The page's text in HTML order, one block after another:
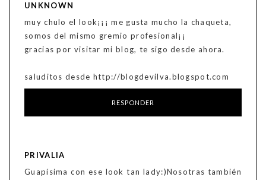
UNKNOWN
muy chulo el look¡¡¡ me gusta mucho la chaqueta,
somos del mismo gremio profesional¡¡
gracias por visitar mi blog, te sigo desde ahora.
saluditos desde http://blogdevilva.blogspot.com
RESPONDER
PRIVALIA
Guapísima con ese look tan lady:)Nosotras también